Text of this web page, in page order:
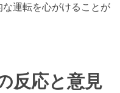
運転を心がけることが
反応と意見